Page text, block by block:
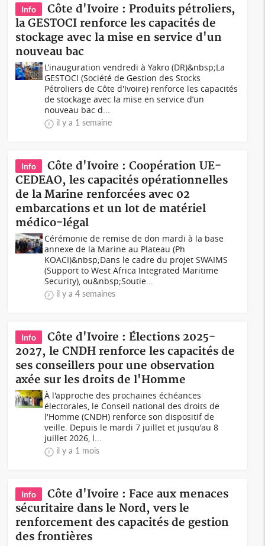
Info
Côte d'Ivoire : Produits pétroliers,
la GESTOCI renforce les capacités de
stockage avec la mise en service d'un
nouveau bac
L’inauguration vendredi à Yakro (DR)&nbsp;La
GESTOCI (Société de Gestion des Stocks
Pétroliers de Côte d'Ivoire) renforce les capacités
de stockage avec la mise en service d’un
nouveau bac d...
il y a 1 semaine
Info
Côte d'Ivoire : Coopération UE-
CEDEAO, les capacités opérationnelles
de la Marine renforcées avec 02
embarcations et un lot de matériel
médico-légal
Cérémonie de remise de don mardi à la base
annexe de la Marine au Plateau (Ph
KOACI)&nbsp;Dans le cadre du projet SWAIMS
(Support to West Africa Integrated Maritime
Security), ou&nbsp;Soutie...
il y a 4 semaines
Info
Côte d'Ivoire : Élections 2025-
2027, le CNDH renforce les capacités de
ses conseillers pour une observation
axée sur les droits de l'Homme
À l'approche des prochaines échéances
électorales, le Conseil national des droits de
l'Homme (CNDH) renforce son dispositif de
veille. Depuis le mardi 7 juillet et jusqu'au 8
juillet 2026, l...
il y a 1 mois
Info
Côte d'Ivoire : Face aux menaces
sécuritaire dans le Nord, vers le
renforcement des capacités de gestion
des frontières